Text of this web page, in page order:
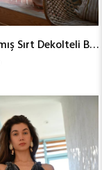
Gri Taşlanmış Sırt Dekolteli Bohem Elbise